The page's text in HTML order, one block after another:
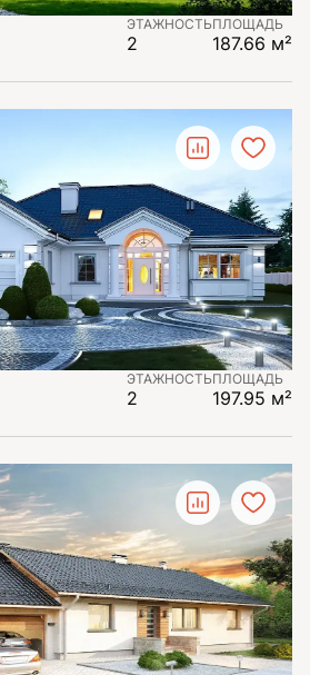
ЭТАЖНОСТЬ
2
ПЛОЩАДЬ
187.66 м²
ЭТАЖНОСТЬ
2
ПЛОЩАДЬ
197.95 м²